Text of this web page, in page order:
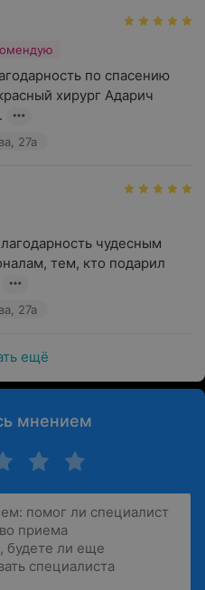
по спасению
хирург Адарич
27а
чудесным
тем, кто подарил
27а
ещё
мнением